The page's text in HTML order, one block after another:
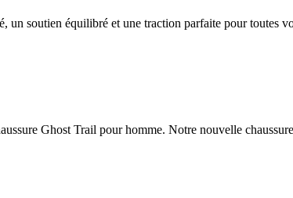
soutien équilibré et une traction parfaite pour toutes
Ghost Trail pour homme. Notre nouvelle